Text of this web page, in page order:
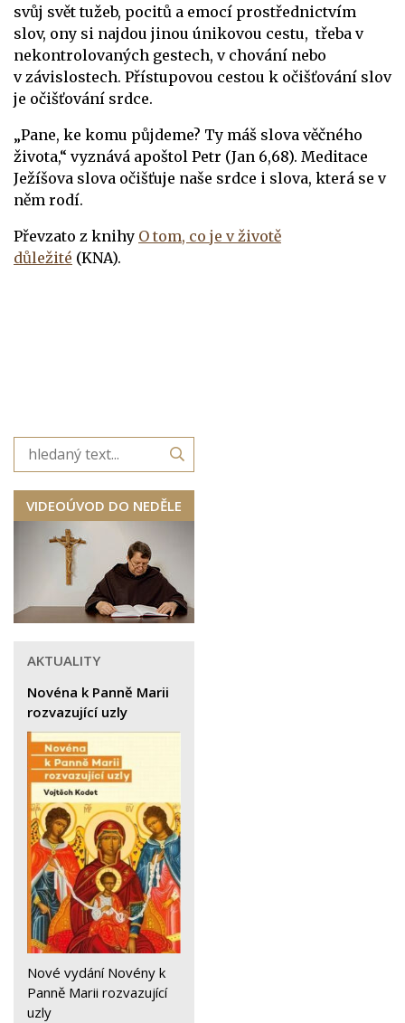
svůj svět tužeb, pocitů a emocí prostřednictvím
slov, ony si najdou jinou únikovou cestu, třeba v
nekontrolovaných gestech, v chování nebo
v závislostech. Přístupovou cestou k očišťování slov
je očišťování srdce.
„Pane, ke komu půjdeme? Ty máš slova věčného
života,“ vyznává apoštol Petr (Jan 6,68). Meditace
Ježíšova slova očišťuje naše srdce i slova, která se v
něm rodí.
Převzato z knihy O tom, co je v životě
důležité (KNA).
VIDEOÚVOD DO NEDĚLE
AKTUALITY
Novéna k Panně Marii
rozvazující uzly
Nové vydání Novény k
Panně Marii rozvazující
uzly